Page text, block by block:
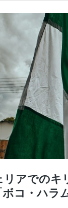
リアでの
コ・ハラ